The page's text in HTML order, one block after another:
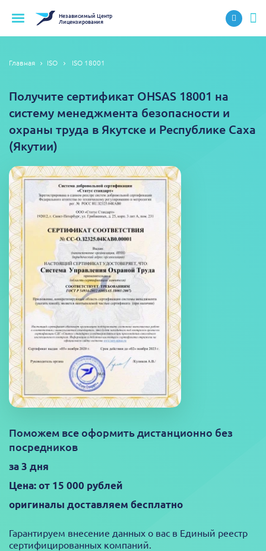
НезависимыйЦентр
Лицензирования
Главная ISO ISO 18001
Получите сертификат OHSAS 18001 на
систему менеджмента безопасности и
охраны труда в Якутске и Республике Саха
(Якутии)
Поможем все оформить дистанционно без
посредников
за 3 дня
Цена: от 15 000 рублей
оригиналы доставляем бесплатно
Гарантируем внесение данных о вас в Единый реестр
сертифицированных компаний.